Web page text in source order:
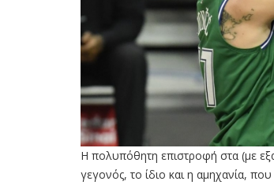
Η πολυπόθητη επιστροφή στα (με
γεγονός, το ίδιο και η αμηχανία,